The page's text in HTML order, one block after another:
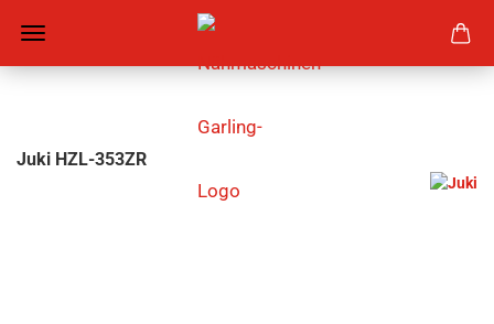
Juki HZL-353ZR